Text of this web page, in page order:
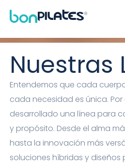
Máquinas de
accesorios
Nuestras
Entendemos que cada
cada necesidad es única. Por
desarrollado una línea para
y propósito. Desde el alma
hasta la innovación más
soluciones híbridas y diseños